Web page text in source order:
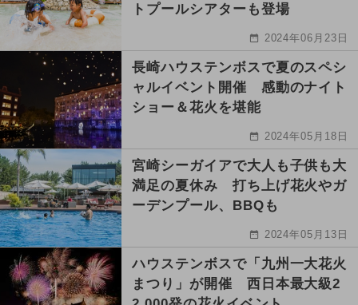
トプールシアターも登場
2024年06月23日
長崎ハウステンボスで夏のスペシ
ャルイベント開催 感動のナイト
ショー＆花火を堪能
2024年05月18日
宮崎シーガイアで大人も子供も大
満足の夏休み 打ち上げ花火やガ
ーデンプール、BBQも
2024年05月13日
ハウステンボスで「九州一大花火
まつり」が開催 西日本最大級2